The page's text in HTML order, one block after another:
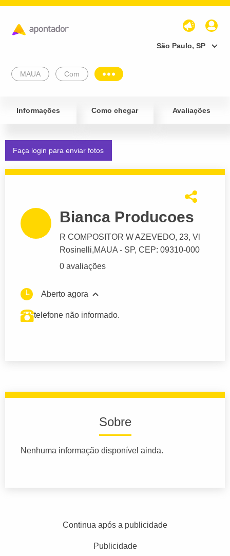
São Paulo, SP
MAUA Com
Informações Como chegar Avaliações
Faça login para enviar fotos
Bianca Producoes
R COMPOSITOR W AZEVEDO, 23, Vl
Rosinelli,MAUA - SP, CEP: 09310-000
0 avaliações
Aberto agora
telefone não informado.
Sobre
Nenhuma informação disponível ainda.
Continua após a publicidade
Publicidade